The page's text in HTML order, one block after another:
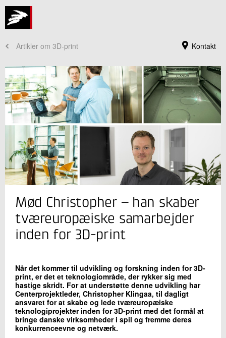
Kontakt
Artikler om 3D-print
Jeg er din kontaktperson
Christopher Mark Klingaa
Projektchef
Forsvar og Beredskab Ledelse
+45 72 20 16 66
Skriv til mig
Mød Christopher – han skaber
tværeuropæiske samarbejder
inden for 3D-print
Når det kommer til udvikling og forskning inden for 3D-
print, er det et teknologiområde, der rykker sig med
hastige skridt. For at understøtte denne udvikling har
Centerprojektleder, Christopher Klingaa, til dagligt
ansvaret for at skabe og lede tværeuropæiske
teknologiprojekter inden for 3D-print med det formål at
bringe danske virksomheder i spil og fremme deres
konkurrenceevne og netværk.